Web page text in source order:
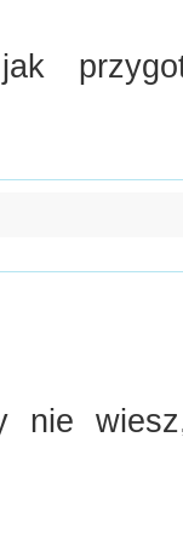
nie